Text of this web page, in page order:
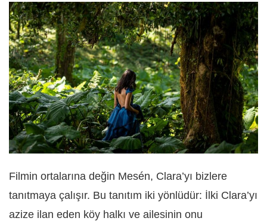
Filmin ortalarına değin Mesén, Clara’yı bizlere
tanıtmaya çalışır. Bu tanıtım iki yönlüdür: İlki Clara’yı
azize ilan eden köy halkı ve ailesinin onu